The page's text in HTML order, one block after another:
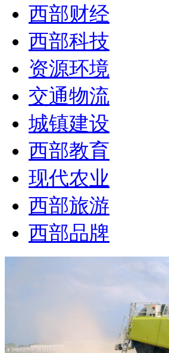
西部财经
西部科技
资源环境
交通物流
城镇建设
西部教育
现代农业
西部旅游
西部品牌